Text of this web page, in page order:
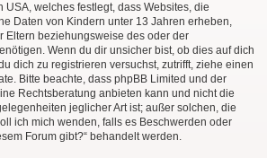
USA, welches festlegt, dass Websites, die
Daten von Kindern unter 13 Jahren erheben,
Eltern beziehungsweise des oder der
Wenn du dir unsicher bist, ob dies auf dich
dich zu registrieren versuchst, zutrifft, ziehe einen
Bitte beachte, dass phpBB Limited und der
Rechtsberatung anbieten kann und nicht die
jeglicher Art ist; außer solchen, die
ich mich wenden, falls es Beschwerden oder
Forum gibt?“ behandelt werden.